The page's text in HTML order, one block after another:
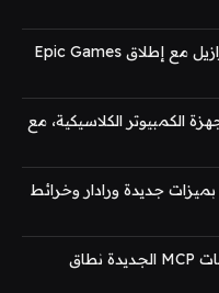
تعود لعبة Fortnite إلى iPhone في البرازيل مع إطلاق Epic Games
الكمبيوتر الكلاسيكية، مع
تم إصلاح تطبيق Yahoo Weather iOS بميزات جديدة ورادار وخرائط
مع تحول عديم الحالة، تستهدف مواصفات MCP الجديدة نطاق